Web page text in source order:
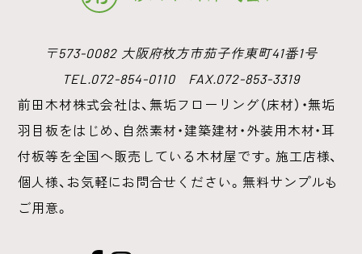
〒573-0082 大阪府枚方市茄子作東町41番1号
TEL.072-854-0110 FAX.072-853-3319
前田木材株式会社は、無垢フローリング（床材）・無垢
羽目板をはじめ、 自然素材・建築建材・外装用木材・耳
付板等を全国へ販売している木材屋です。 施工店様、
個人様、お気軽にお問合せください。無料サンプルも
ご用意。